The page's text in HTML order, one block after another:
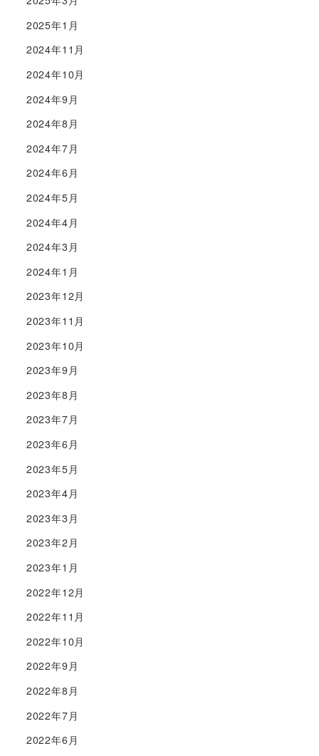
2025年1月
2024年11月
2024年10月
2024年9月
2024年8月
2024年7月
2024年6月
2024年5月
2024年4月
2024年3月
2024年1月
2023年12月
2023年11月
2023年10月
2023年9月
2023年8月
2023年7月
2023年6月
2023年5月
2023年4月
2023年3月
2023年2月
2023年1月
2022年12月
2022年11月
2022年10月
2022年9月
2022年8月
2022年7月
2022年6月